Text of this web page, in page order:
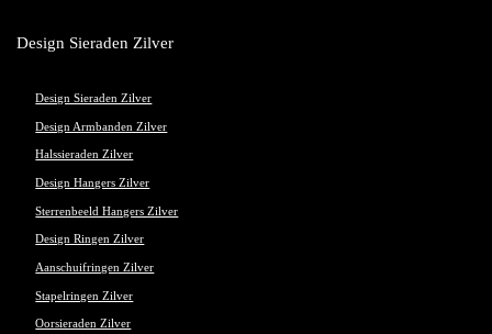
Design Sieraden Zilver
Design Sieraden Zilver
Design Armbanden Zilver
Halssieraden Zilver
Design Hangers Zilver
Sterrenbeeld Hangers Zilver
Design Ringen Zilver
Aanschuifringen Zilver
Stapelringen Zilver
Oorsieraden Zilver